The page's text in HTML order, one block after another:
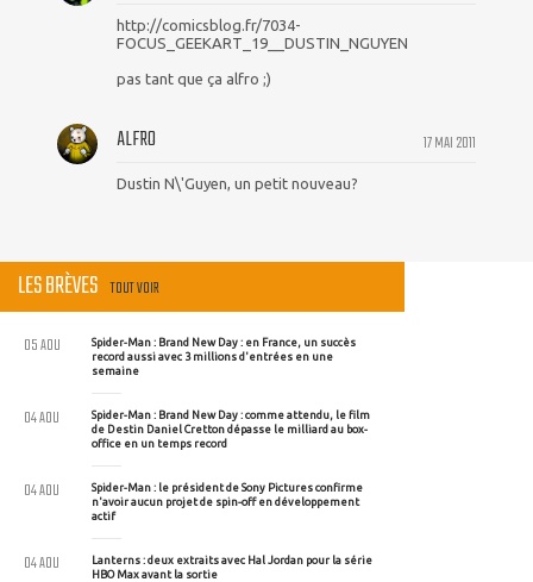
http://comicsblog.fr/7034-
FOCUS_GEEKART_19__DUSTIN_NGUYEN
pas tant que ça alfro ;)
17 MAI 2011
ALFRO
Dustin N\'Guyen, un petit nouveau?
LES BRÈVES TOUT VOIR
Spider-Man : Brand New Day : en France, un succès
record aussi avec 3 millions d'entrées en une
semaine
05 AOU
Spider-Man : Brand New Day : comme attendu, le film
de Destin Daniel Cretton dépasse le milliard au box-
office en un temps record
04 AOU
Spider-Man : le président de Sony Pictures confirme
n'avoir aucun projet de spin-off en développement
actif
04 AOU
Lanterns : deux extraits avec Hal Jordan pour la série
HBO Max avant la sortie
04 AOU